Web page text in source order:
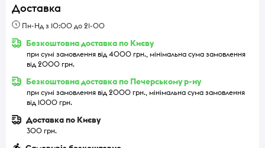
Доставка
Пн-Нд з 10:00 до 21-00
Безкоштовна доставка по Києву
при сумі замовлення від 4000 грн., мінімальна сума замовлення
від 2000 грн.
Безкоштовна доставка по Печерському р-ну
при сумі замовлення від 2000 грн., мінімальна сума замовлення
від 1000 грн.
Доставка по Києву
300 грн.